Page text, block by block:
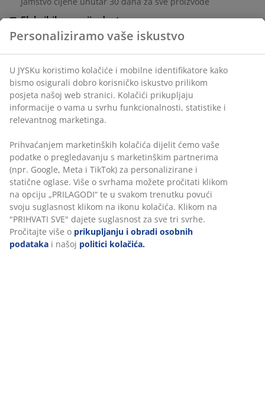
Fleksibilne opcije dostave
Brza i jednostavna dostava po vašem izboru
Kutija za spremanje od izdržljive, zelene plastike,
zapremnine 15 litara. Sadrži odgovarajući poklopac za
zaštitu sadržaja od prašine. Š29xD38xV22 cm
BROJ ARTIKLA: 4912858
Podaci o proizvodu
Komentari